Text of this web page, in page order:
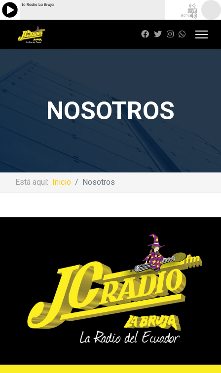
80%
Jc Radio La Bruja
NOSOTROS
Está aquí: Inicio Nosotros